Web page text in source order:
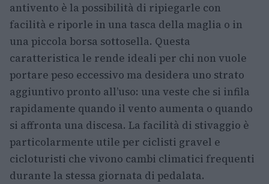
antivento è la possibilità di ripiegarle con
facilità e riporle in una tasca della maglia o in
una piccola borsa sottosella. Questa
caratteristica le rende ideali per chi non vuole
portare peso eccessivo ma desidera uno strato
aggiuntivo pronto all’uso: una veste che si infila
rapidamente quando il vento aumenta o quando
si affronta una discesa. La facilità di stivaggio è
particolarmente utile per ciclisti gravel e
cicloturisti che vivono cambi climatici frequenti
durante la stessa giornata di pedalata.